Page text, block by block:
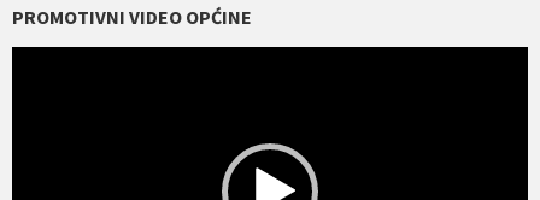
PROMOTIVNI VIDEO OPĆINE